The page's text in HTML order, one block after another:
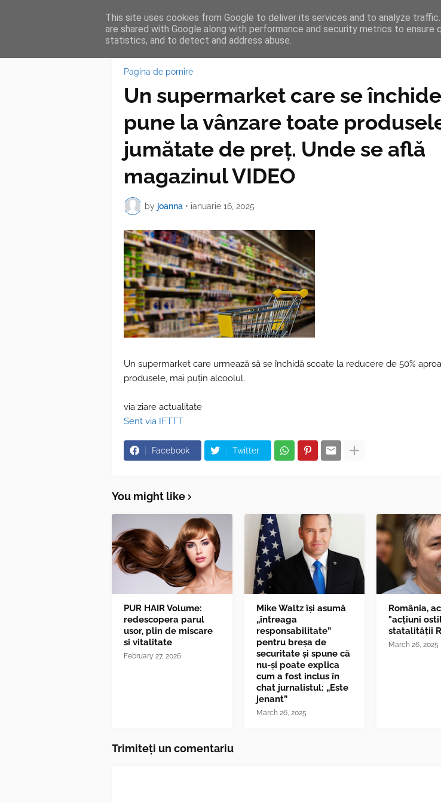
HOME FEATURES BLOGGER TIPOGRAPHY
Pagina de pornire
Un supermarket care se închide
pune la vânzare toate
jumătate de preț. Unde se află
magazinul VIDEO
by joanna • ianuarie 16, 2025
Un supermarket care urmează să se închidă scoate la reducere de 50%
produsele, mai puțin alcoolul.
via ziare actualitate
Sent via IFTTT
Facebook Twitter
You might like
PUR HAIR Volume:
redescopera parul
usor, plin de miscare
si vitalitate
February 27, 2026
Mike Waltz îşi asumă
„întreaga
responsabilitate”
pentru breşa de
securitate și spune că
nu-și poate explica
cum a fost inclus în
chat jurnalistul: „Este
jenant”
March 26, 2025
România,
"acțiuni
statalității
March 26, 2025
Trimiteți un comentariu
This site uses cookies from Google to deliver its services and to analyze
are shared with Google along with performance and security metrics to ensure
statistics, and to detect and address abuse.